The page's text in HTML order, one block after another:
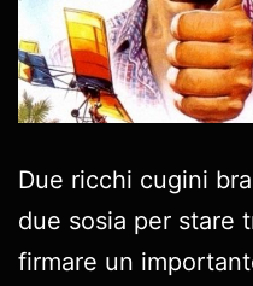
Due ricchi cugini
due sosia per stare
firmare un